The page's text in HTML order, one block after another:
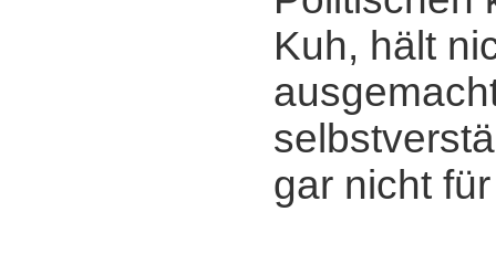
Kuh, hält
gar nicht